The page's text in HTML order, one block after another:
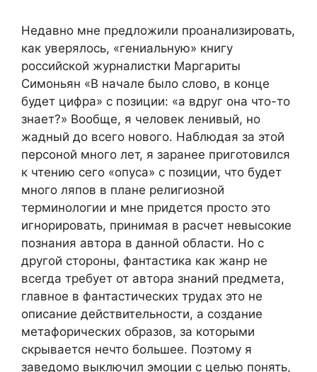
Недавно мне предложили проанализировать,
как уверялось, «гениальную» книгу
российской журналистки Маргариты
Симоньян «В начале было слово, в конце
будет цифра» с позиции: «а вдруг она что-то
знает?» Вообще, я человек ленивый, но
жадный до всего нового. Наблюдая за этой
персоной много лет, я заранее приготовился
к чтению сего «опуса» с позиции, что будет
много ляпов в плане религиозной
терминологии и мне придется просто это
игнорировать, принимая в расчет невысокие
познания автора в данной области. Но с
другой стороны, фантастика как жанр не
всегда требует от автора знаний предмета,
главное в фантастических трудах это не
описание действительности, а создание
метафорических образов, за которыми
скрывается нечто большее. Поэтому я
заведомо выключил эмоции с целью понять,